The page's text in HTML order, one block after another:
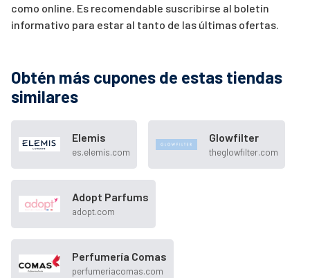
como online. Es recomendable suscribirse al boletín
informativo para estar al tanto de las últimas ofertas.
Obtén más cupones de estas tiendas
similares
Elemis
es.elemis.com
Glowfilter
theglowfilter.com
Adopt Parfums
adopt.com
Perfumería Comas
perfumeriacomas.com